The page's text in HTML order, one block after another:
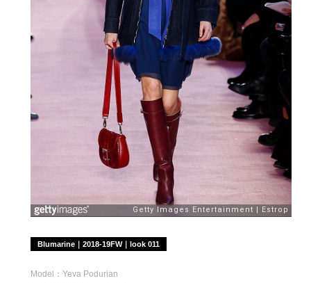
Blumarine｜2018-19FW｜look 011
Model：Yeva Podurian